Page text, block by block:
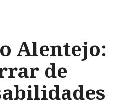
Alentejo:
de